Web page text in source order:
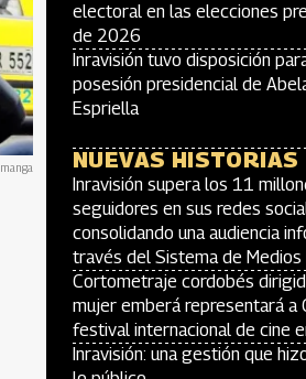
electoral en las elecciones
de 2026
Inravisión tuvo disposición
posesión presidencial de
Espriella
NUEVAS HISTORIAS
Inravisión supera los 11
seguidores en sus redes
consolidando una audiencia
través del Sistema de Medios
Cortometraje cordobés
mujer emberá representará a
festival internacional de cine
Inravisión: una gestión que